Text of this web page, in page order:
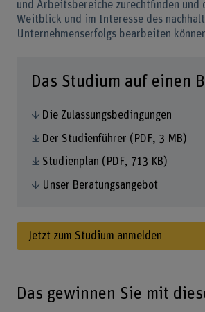
und Arbeitsbereiche zurechtfinden und
Weitblick und im Interesse des
Unternehmenserfolgs bearbeiten
Das gewinnen Sie mit
Das Studium auf einen
Die Zulassungsbedingungen
Der Studienführer (PDF, 3 MB)
Studienplan (PDF, 713 KB)
Unser Beratungsangebot
Jetzt zum Studium anmelden